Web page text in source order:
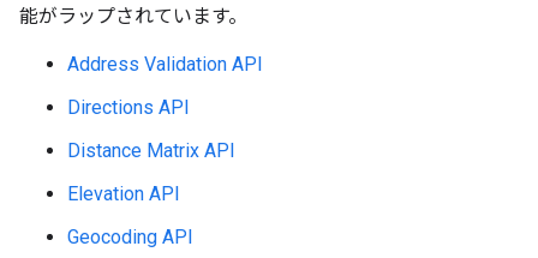
能がラップされています。
Address Validation API
Directions API
Distance Matrix API
Elevation API
Geocoding API